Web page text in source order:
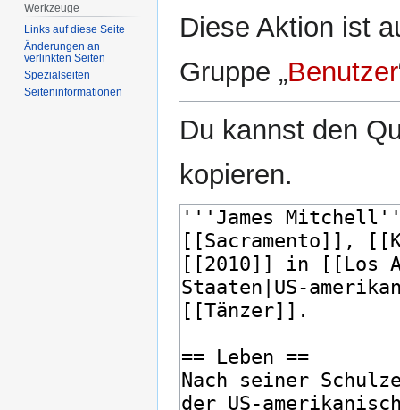
Diese Aktion ist
Gruppe „Benutzer
Du kannst den
kopieren.
Werkzeuge
Links auf diese Seite
Änderungen an
verlinkten Seiten
Spezialseiten
Seiten­­informationen